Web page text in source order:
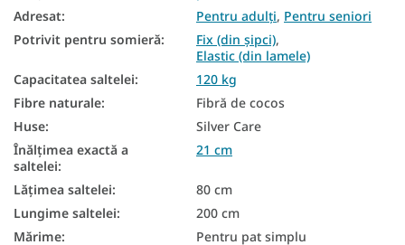
Saltele reversibile
Saltele în funcție de fermitate
Saltele dure
Saltele mici
Saltele din spuma 80x200
Saltele Cocos 80x200
Adresat: Pentru adulți, Pentru seniori
Potrivit pentru somieră: Fix (din șipci),
Elastic (din lamele)
Capacitatea saltelei:
120 kg
Fibre naturale:
Fibră de cocos
Huse:
Silver Care
Înălțimea exactă a
saltelei:
21 cm
Lățimea saltelei:
80 cm
Lungime saltelei:
200 cm
Mărime:
Pentru pat simplu